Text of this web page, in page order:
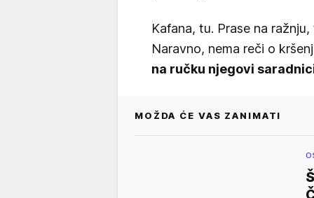
Kafana, tu. Prase na
Naravno, nema reči o
na ručku njegovi
MOŽDA ĆE VAS ZANIMATI